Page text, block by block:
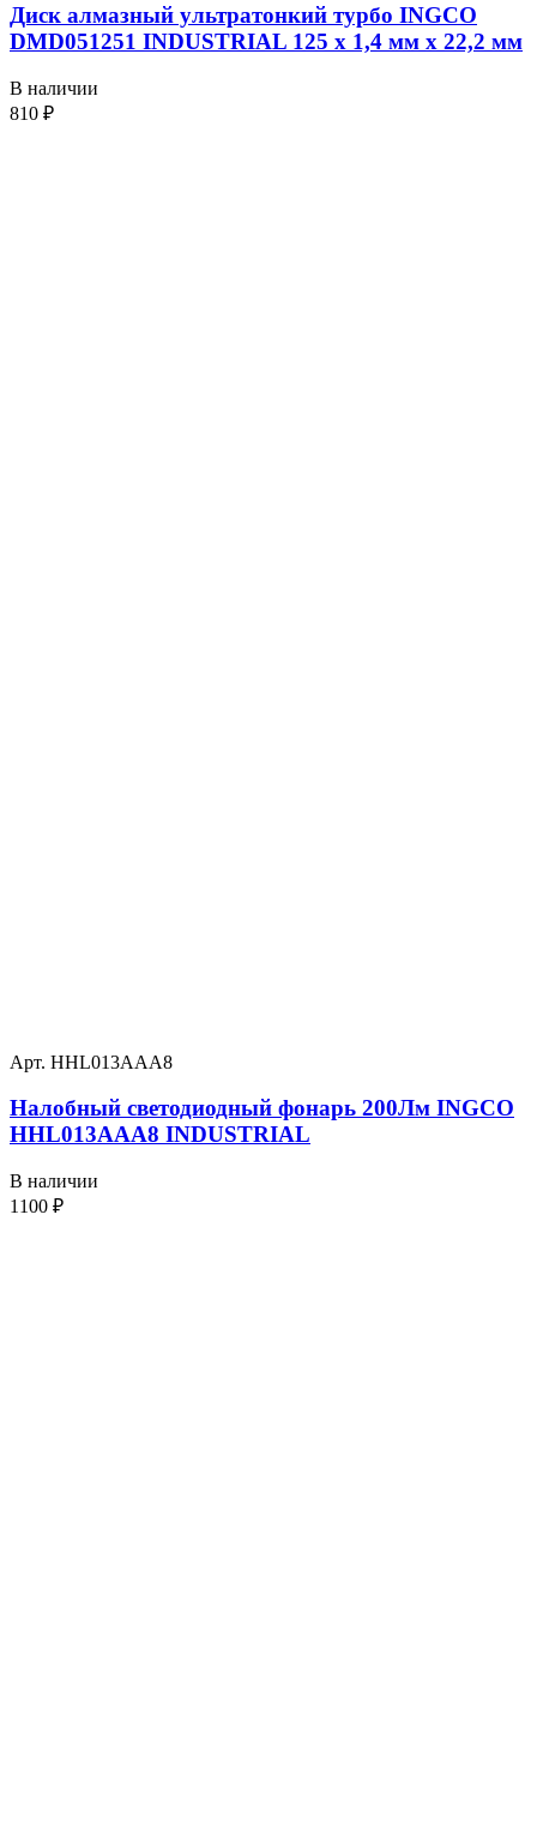
Диск алмазный ультратонкий турбо INGCO
DMD051251 INDUSTRIAL 125 х 1,4 мм x 22,2 мм
В наличии
810 ₽
Арт. HHL013AAA8
Налобный светодиодный фонарь 200Лм INGCO
HHL013AAA8 INDUSTRIAL
В наличии
1100 ₽